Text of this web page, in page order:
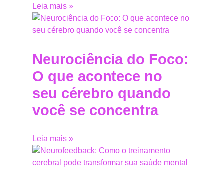
Leia mais »
Neurociência do Foco:
O que acontece no
seu cérebro quando
você se concentra
Leia mais »